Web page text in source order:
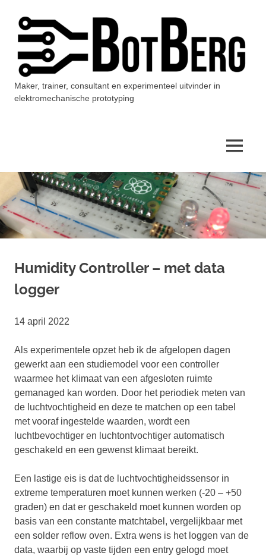
inhoud
BotBerg
Maker, trainer, consultant en experimenteel uitvinder in
elektromechanische prototyping
MENU
Humidity Controller – met data
logger
14 april 2022
Als experimentele opzet heb ik de afgelopen dagen
gewerkt aan een studiemodel voor een controller
waarmee het klimaat van een afgesloten ruimte
gemanaged kan worden. Door het periodiek meten van
de luchtvochtigheid en deze te matchen op een tabel
met vooraf ingestelde waarden, wordt een
luchtbevochtiger en luchtontvochtiger automatisch
geschakeld en een gewenst klimaat bereikt.
Een lastige eis is dat de luchtvochtigheidssensor in
extreme temperaturen moet kunnen werken (-20 – +50
graden) en dat er geschakeld moet kunnen worden op
basis van een constante matchtabel, vergelijkbaar met
een solder reflow oven. Extra wens is het loggen van de
data, waarbij op vaste tijden een entry gelogd moet